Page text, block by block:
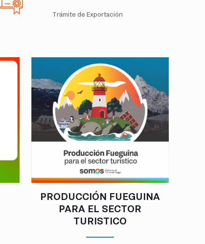
Trámite de Exportación
PRODUCCIÓN FUEGUINA
PARA EL SECTOR
TURISTICO